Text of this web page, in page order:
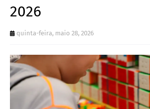
2026
quinta-feira, maio 28, 2026